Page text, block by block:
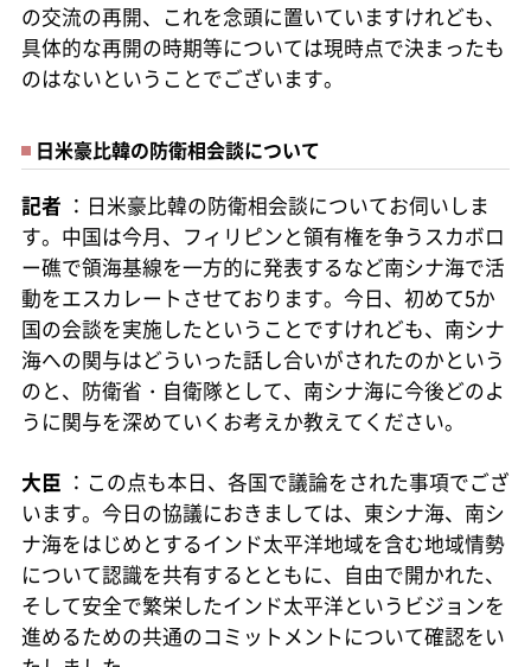
の交流の再開、これを念頭に置いていますけれども、
具体的な再開の時期等については現時点で決まったも
のはないということでございます。
日米豪比韓の防衛相会談について
記者 ：日米豪比韓の防衛相会談についてお伺いしま
す。中国は今月、フィリピンと領有権を争うスカボロ
ー礁で領海基線を一方的に発表するなど南シナ海で活
動をエスカレートさせております。今日、初めて5か
国の会談を実施したということですけれども、南シナ
海への関与はどういった話し合いがされたのかという
のと、防衛省・自衛隊として、南シナ海に今後どのよ
うに関与を深めていくお考えか教えてください。
大臣 ：この点も本日、各国で議論をされた事項でござ
います。今日の協議におきましては、東シナ海、南シ
ナ海をはじめとするインド太平洋地域を含む地域情勢
について認識を共有するとともに、自由で開かれた、
そして安全で繁栄したインド太平洋というビジョンを
進めるための共通のコミットメントについて確認をい